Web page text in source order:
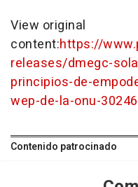
View original
content:https://
releases/dmegc-
principios-de-
wep-de-la-onu-
Contenido patrocinado